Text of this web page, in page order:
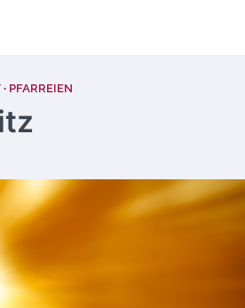
PFARREIEN